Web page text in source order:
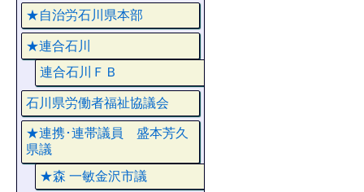
★自治労石川県本部
★連合石川
連合石川ＦＢ
石川県労働者福祉協議会
★連携･連帯議員 盛本芳久
県議
★森 一敏金沢市議